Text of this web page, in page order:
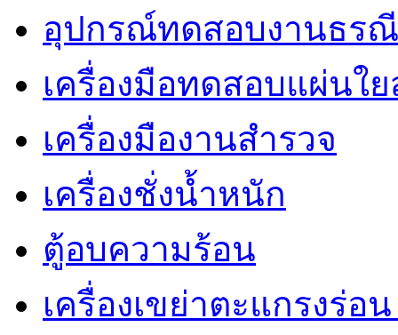
อุปกรณ์ทดสอบงานธรณี
เครื่องมือทดสอบแผ่นใย
เครื่องมืองานสำรวจ
เครื่องชั่งน้ำหนัก
ตู้อบความร้อน
เครื่องเขย่าตะแกรงร่อ